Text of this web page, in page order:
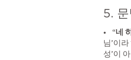
5.
• “네
님’이
성’이